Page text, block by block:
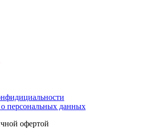
персональных данных
офертой